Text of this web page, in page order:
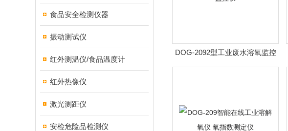
食品安全检测仪器
振动测试仪
红外测温仪/食品温度计
红外热像仪
激光测距仪
安检危险品检测仪
DOG-2092型工业废水溶氧监控
仪